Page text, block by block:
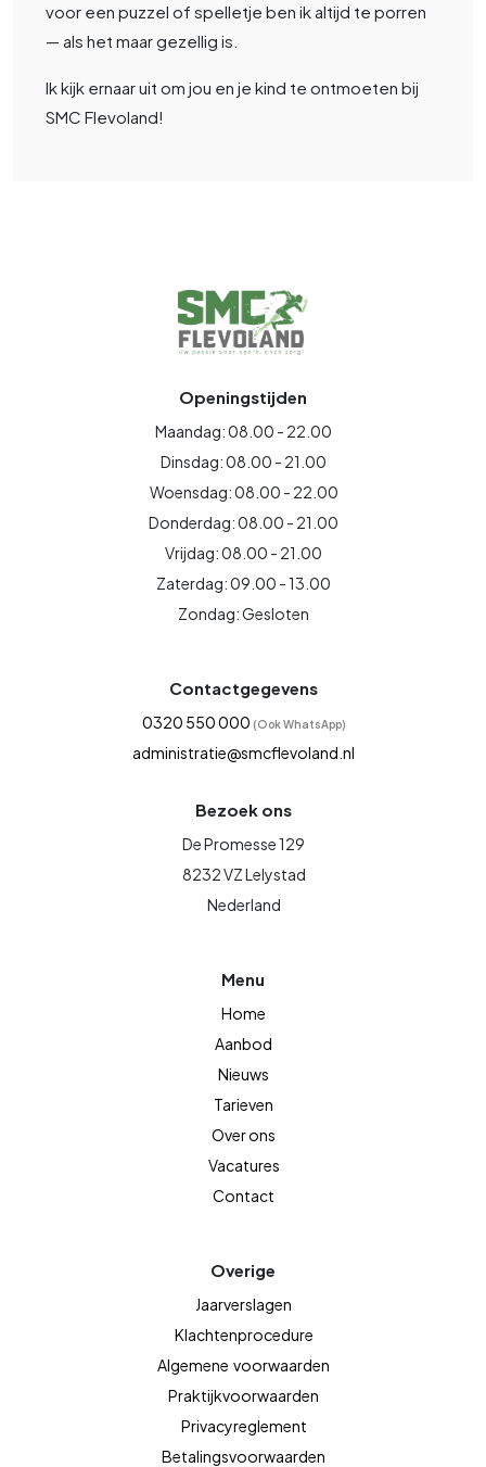
voor een puzzel of spelletje ben ik altijd te porren
— als het maar gezellig is.
Ik kijk ernaar uit om jou en je kind te ontmoeten bij
SMC Flevoland!
Openingstijden
Maandag: 08.00 - 22.00
Dinsdag: 08.00 - 21.00
Woensdag: 08.00 - 22.00
Donderdag: 08.00 - 21.00
Vrijdag: 08.00 - 21.00
Zaterdag: 09.00 - 13.00
Zondag: Gesloten
Contactgegevens
0320 550 000 (Ook WhatsApp)
administratie@smcflevoland.nl
Bezoek ons
De Promesse 129
8232 VZ Lelystad
Nederland
Menu
Home
Aanbod
Nieuws
Tarieven
Over ons
Vacatures
Contact
Overige
Jaarverslagen
Klachtenprocedure
Algemene voorwaarden
Praktijkvoorwaarden
Privacyreglement
Betalingsvoorwaarden